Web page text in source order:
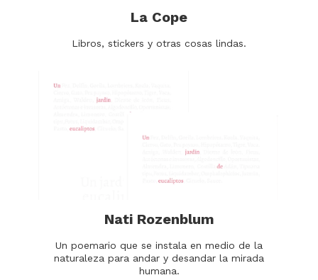
La Cope
Libros, stickers y otras cosas lindas.
Nati Rozenblum
Un poemario que se instala en medio de la
naturaleza para andar y desandar la mirada
humana.